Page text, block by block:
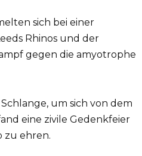
sich bei einer
Rhinos und der
gegen die amyotrophe
um sich von dem
eine zivile Gedenkfeier
zu ehren.